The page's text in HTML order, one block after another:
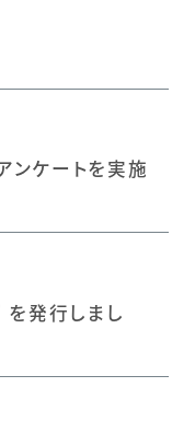
ケートを実施
発行しまし